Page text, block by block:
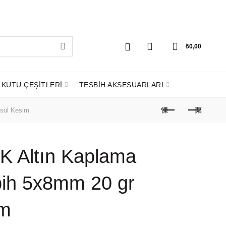
₺0,00
KUTU ÇEŞİTLERİ TESBİH AKSESUARLARI
Kesim
Altın Kaplama
5x8mm 20 gr